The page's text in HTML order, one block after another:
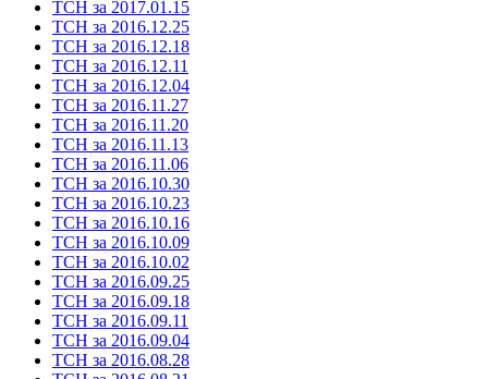
ТСН за 2017.01.15
ТСН за 2016.12.25
ТСН за 2016.12.18
ТСН за 2016.12.11
ТСН за 2016.12.04
ТСН за 2016.11.27
ТСН за 2016.11.20
ТСН за 2016.11.13
ТСН за 2016.11.06
ТСН за 2016.10.30
ТСН за 2016.10.23
ТСН за 2016.10.16
ТСН за 2016.10.09
ТСН за 2016.10.02
ТСН за 2016.09.25
ТСН за 2016.09.18
ТСН за 2016.09.11
ТСН за 2016.09.04
ТСН за 2016.08.28